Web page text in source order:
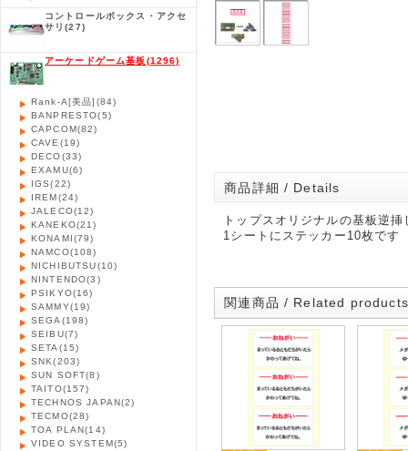
コントロールボックス・アクセ
サリ(27)
アーケードゲーム基板 (1296)
Rank-A[美品] (84)
BANPRESTO(5)
CAPCOM(82)
CAVE (19)
DECO(33)
EXAMU(6)
IGS(22)
IREM(24)
JALECO(12)
KANEKO(21)
KONAMI(79)
NAMCO(108)
NICHIBUTSU(10)
NINTENDO(3)
PSIKYO(16)
SAMMY(19)
SEGA (198)
SEIBU(7)
SETA (15)
SNK(203)
SUN SOFT(8)
TAITO(157)
TECHNOS JAPAN(2)
TECMO(28)
TOA PLAN(14)
VIDEO SYSTEM(5)
商品詳細 / Details
トップスオリジナルの基板逆
1シートにステッカー10枚です
関連商品 / Related products